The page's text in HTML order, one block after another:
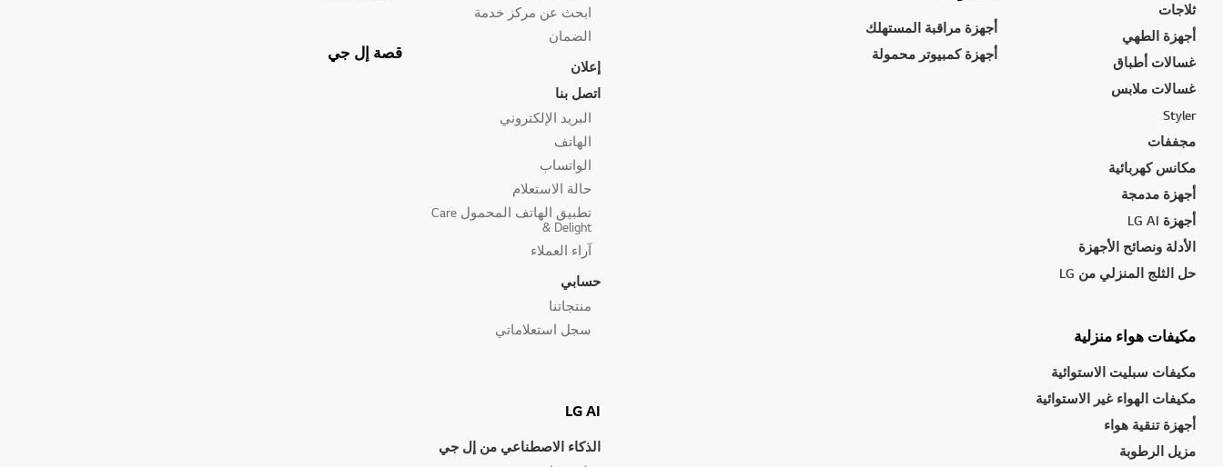
ثلاجات
أجهزة الطهي
غسالات أطباق
غسالات ملابس
Styler
مجففات
مكانس كهربائية
أجهزة مدمجة
أجهزة LG AI
الأدلة ونصائح الأجهزة
حل الثلج المنزلي من LG
أجهزة مراقبة المستهلك
أجهزة كمبيوتر محمولة
مكيفات هواء منزلية
مكيفات سبليت الاستوائية
مكيفات الهواء غير الاستوائية
أجهزة تنقية هواء
مزيل الرطوبة
ابحث عن مركز خدمة
الضمان
إعلان
اتصل بنا
البريد الإلكتروني
الهاتف
الواتساب
حالة الاستعلام
تطبيق الهاتف المحمول Care
& Delight
آراء العملاء
حسابي
منتجاتنا
سجل استعلاماتي
LG AI
الذكاء الاصطناعي من إل جي
قصة إل جي